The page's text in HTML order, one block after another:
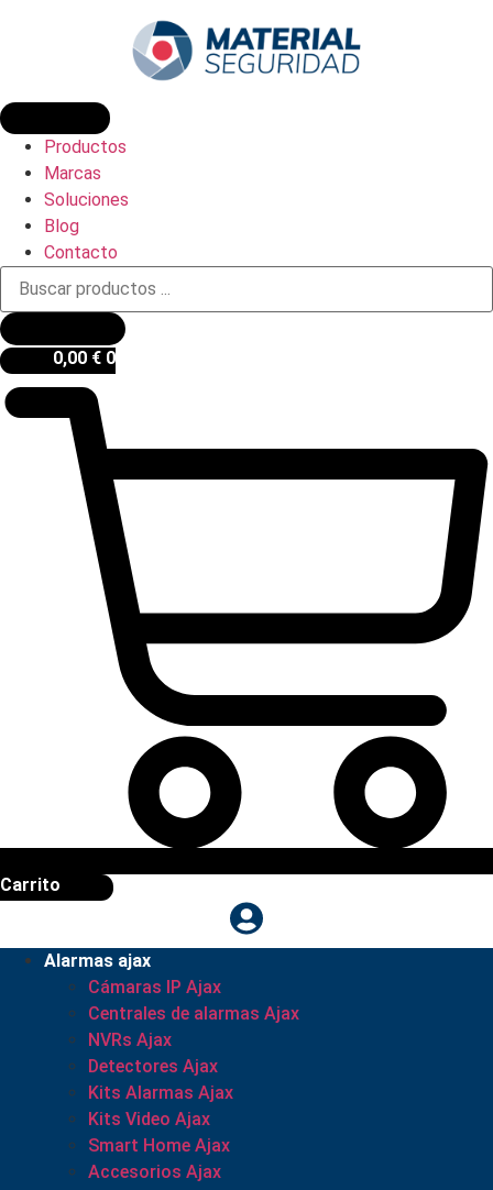
Productos
Marcas
Soluciones
Blog
Contacto
Búsqueda
productos
0,00 € 0
Carrito
Alarmas ajax
Cámaras IP Ajax
Centrales de alarmas Ajax
NVRs Ajax
Detectores Ajax
Kits Alarmas Ajax
Kits Video Ajax
Smart Home Ajax
Accesorios Ajax